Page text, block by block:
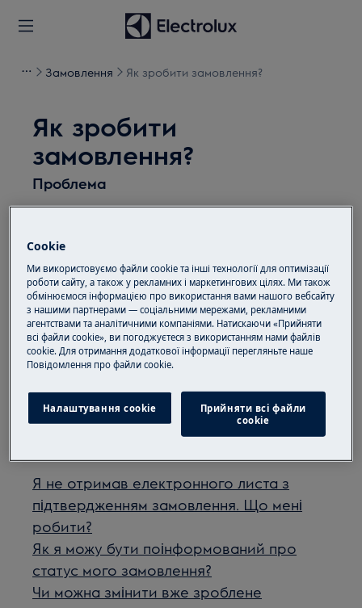
Замовлення Як зробити замовлення?
Як зробити
замовлення?
Проблема
Ви можете оформити замовлення через кошик на
сайті electrolux.ua або за телефоном 0800 50 80 20
або скористайтеся формою зворотного зв'язку на
нашому сайті.
Я не отримав електронного листа з
підтвердженням замовлення. Що мені
робити?
Як я можу бути поінформований про
статус мого замовлення?
Чи можна змінити вже зроблене
Cookie
Ми використовуємо файли cookie та інші технології для оптимізації
роботи сайту, а також у рекламних і маркетингових цілях. Ми також
обмінюємося інформацією про використання вами нашого вебсайту
з нашими партнерами — соціальними мережами, рекламними
агентствами та аналітичними компаніями. Натискаючи «Прийняти
всі файли cookie», ви погоджуєтеся з використанням нами файлів
cookie. Для отримання додаткової інформації перегляньте наше
Пoвідомлення прo файли cookie.
Налаштування cookie Прийняти всі файли
сookie